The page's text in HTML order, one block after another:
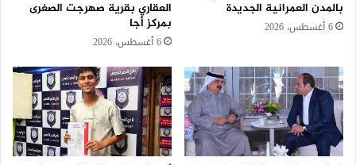
بالمدن العمرانية الجديدة
6 أغسطس، 2026
العقاري بقرية صهرجت الصغرى
بمركز أجا
6 أغسطس، 2026